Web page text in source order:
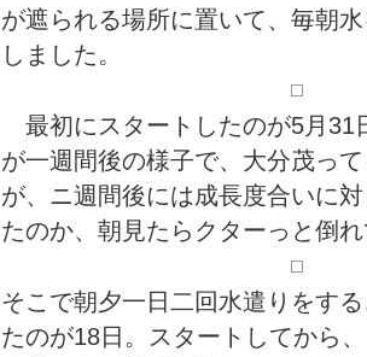
が遮られる場所に置いて、毎朝
しました。
最初にスタートしたのが5月31
が一週間後の様子で、大分茂っ
が、ニ週間後には成長度合いに
たのか、朝見たらクターっと倒
そこで朝夕一日二回水遣りをす
たのが18日。スタートしてから